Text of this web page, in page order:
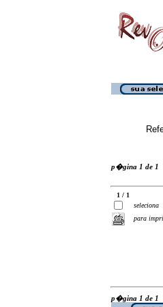
p�gina 1 de 1
1 / 1
seleciona
para
p�gina 1 de 1